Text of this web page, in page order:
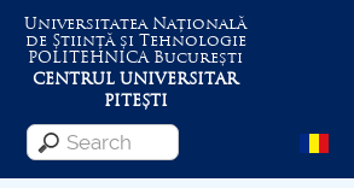
Universitatea Națională
de Știință și Tehnologie
POLITEHNICABucurești
CENTRUL UNIVERSITAR
PITEȘTI
Menu